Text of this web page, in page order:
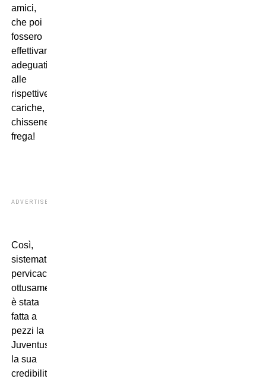
amici,
che poi
fossero
effettivamente
adeguati
alle
rispettive
cariche,
chissene
frega!
ADVERTISEMENT
Così,
sistematicamente,
pervicacemente,
ottusamente,
è stata
fatta a
pezzi la
Juventus,
la sua
credibilità,